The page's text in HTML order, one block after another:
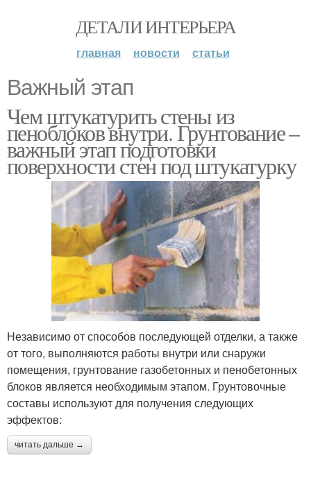
ДЕТАЛИ ИНТЕРЬЕРА
главная новости статьи
Важный этап
Чем штукатурить стены из
пеноблоков внутри. Грунтование –
важный этап подготовки
поверхности стен под штукатурку
Независимо от способов последующей отделки, а также
от того, выполняются работы внутри или снаружи
помещения, грунтование газобетонных и пенобетонных
блоков является необходимым этапом. Грунтовочные
составы используют для получения следующих
эффектов:
читать дальше →